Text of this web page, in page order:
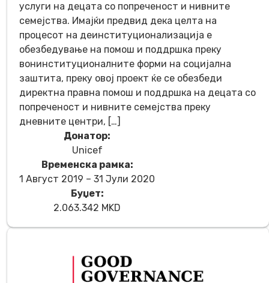
услуги на децата со попреченост и нивните
семејства. Имајќи предвид дека целта на
процесот на деинституционализација е
обезбедување на помош и поддршка преку
вонинституционалните форми на социјална
заштита, преку овој проект ќе се обезбеди
директна правна помош и поддршка на децата со
попреченост и нивните семејства преку
дневните центри, […]
Донатор:
Unicef
Временска рамка:
1 Август 2019 – 31 Јули 2020
Буџет:
2.063.342 MKD